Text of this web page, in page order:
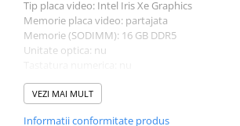
Folii si mape
Intercalatoare
Prezentare si afisare
Agrafe, ace, piuneze, clipsuri
Tip placa video: Intel Iris Xe Graphics
Memorie placa video: partajata
Memorie (SODIMM): 16 GB DDR5
Unitate optica: nu
Greutate: 1.0 - 1.49 Kg
Culoare: argintiu
VEZI MAI MULT
Informatii conformitate produs